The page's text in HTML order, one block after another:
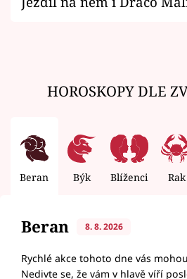
HOROSKOPY DLE
Beran Býk Blíženci Rak
Beran 8. 8. 2026
Rychlé akce tohoto dne vás
Nedivte se, že vám v hlavě víří